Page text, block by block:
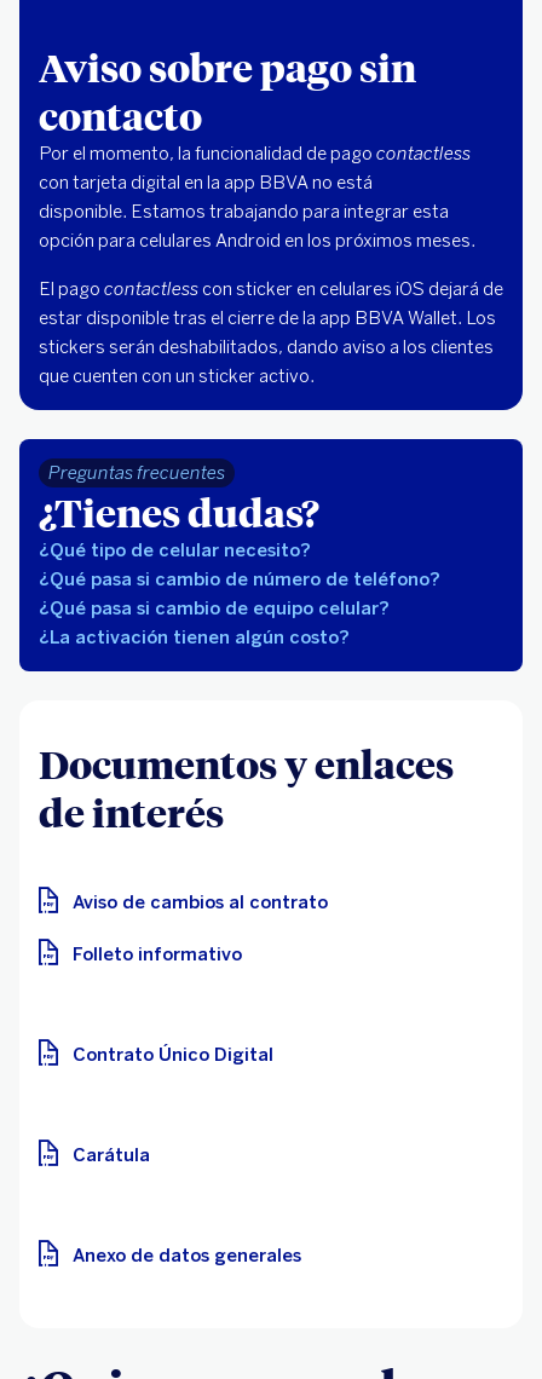
Aviso sobre pago sin
contacto
Por el momento, la funcionalidad de pago contactless
con tarjeta digital en la app BBVA no está
disponible. Estamos trabajando para integrar esta
opción para celulares Android en los próximos meses.
El pago contactless con sticker en celulares iOS dejará de
estar disponible tras el cierre de la app BBVA Wallet. Los
stickers serán deshabilitados, dando aviso a los clientes
que cuenten con un sticker activo.
Preguntas frecuentes
¿Tienes dudas?
¿Qué tipo de celular necesito?
¿Qué pasa si cambio de número de teléfono?
¿Qué pasa si cambio de equipo celular?
¿La activación tienen algún costo?
Documentos y enlaces
de interés
Aviso de cambios al contrato
Folleto informativo
Contrato Único Digital
Carátula
Anexo de datos generales